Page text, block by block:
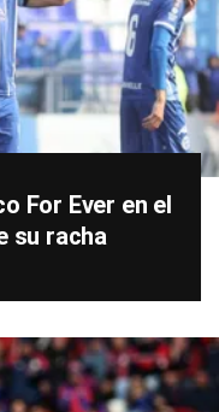
For Ever en el
su racha